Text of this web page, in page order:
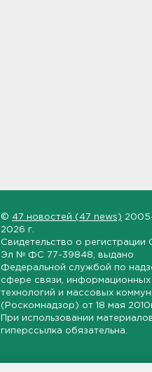
© 47 новостей (47 news)
2026 г.
Свидетельство о регистрации
Эл № ФС 77-39848 , выдано
Федеральной службой по
сфере связи, информационных
технологий и массовых
(Роскомнадзор) от 18 мая
При использовании
гиперссылка обязательна.